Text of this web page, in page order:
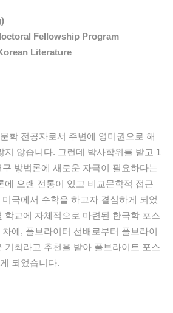
Fellowship Program
Literature
학 전공자로서 주변에 영미권으로 해
지 않습니다. 그런데 박사학위를 받고 1
방법론에 새로운 자극이 필요하다는
에 오랜 전통이 있고 비교문학적 접근
국에서 수학을 하고자 결심하게 되었
학교에 자체적으로 마련된 한국학 포스
에, 풀브라이터 선배로부터 풀브라이
기회라고 추천을 받아 풀브라이트 포스
되었습니다.